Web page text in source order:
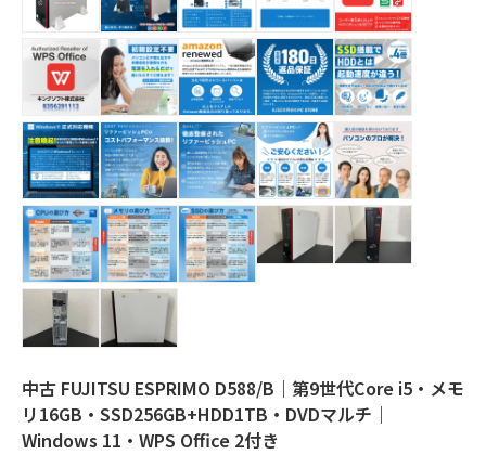
中古 FUJITSU ESPRIMO D588/B｜第9世代Core i5・メモ
リ16GB・SSD256GB+HDD1TB・DVDマルチ｜
Windows 11・WPS Office 2付き